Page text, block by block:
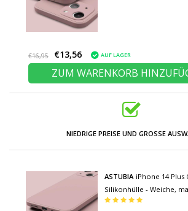
€16,95 €13,56 AUF LAGER
ZUM WARENKORB
NIEDRIGE PREISE UND GROSSE
ASTUBIA iPhone 14 Plus
Silikonhülle - Weiche,
Hülle, rosa